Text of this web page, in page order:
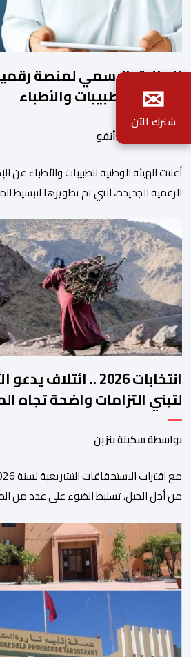
الإطلاق الرسمي لمنصة
الوطنية للطبيبات والأطباء
بواسطة أحداث.أنفو
أعلنت الهيئة الوطنية للطبيبات والأطباء
الرقمية الجديدة، التي تم تطويرها لتبسيط
والمجالس الجهوية للهيئة إلى جانب الهيئة
هذه المنصة، التي تم إطلاقها في إطار
والتحول الرقمي، تشكل خطوة مهمة في
انتخابات 2026 ..
لتبني التزامات واضحة تجاه
بواسطة سكينة بنزين
من أجل الجبل، تسليط الضوء على عدد من
فيها الأحزاب
المنتظرة، في إطار تعاقد سياسي مع
الوعود الانتخابية إلى التزامات عملية […]
✉
شترك الآن